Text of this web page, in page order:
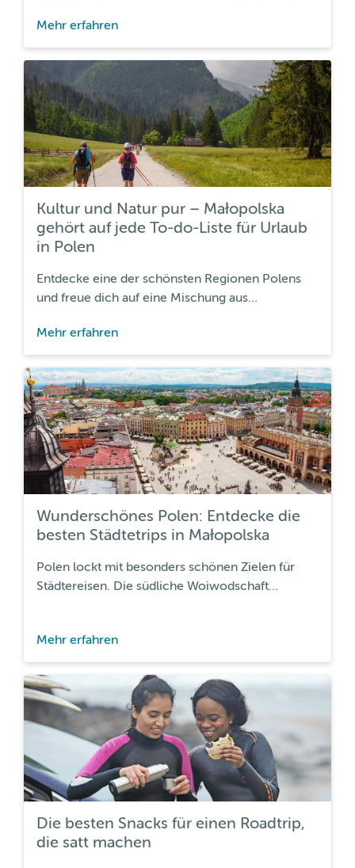
Mehr erfahren
Kultur und Natur pur – Małopolska
gehört auf jede To-do-Liste für Urlaub
in Polen
Entdecke eine der schönsten Regionen Polens
und freue dich auf eine Mischung aus
dramatischen Landschaften.
Mehr erfahren
Wunderschönes Polen: Entdecke die
besten Städtetrips in Małopolska
Polen lockt mit besonders schönen Zielen für
Städtereisen. Die südliche Woiwodschaft
Attraktionen und vieles mehr bekannt.
Mehr erfahren
Die besten Snacks für einen Roadtrip,
die satt machen